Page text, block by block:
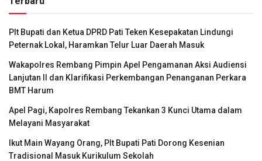
Plt Bupati dan Ketua DPRD Pati Teken Kesepakatan Lindungi
Peternak Lokal, Haramkan Telur Luar Daerah Masuk
Wakapolres Rembang Pimpin Apel Pengamanan Aksi Audiensi
Lanjutan II dan Klarifikasi Perkembangan Penanganan Perkara
BMT Harum
Apel Pagi, Kapolres Rembang Tekankan 3 Kunci Utama dalam
Melayani Masyarakat
Ikut Main Wayang Orang, Plt Bupati Pati Dorong Kesenian
Tradisional Masuk Kurikulum Sekolah